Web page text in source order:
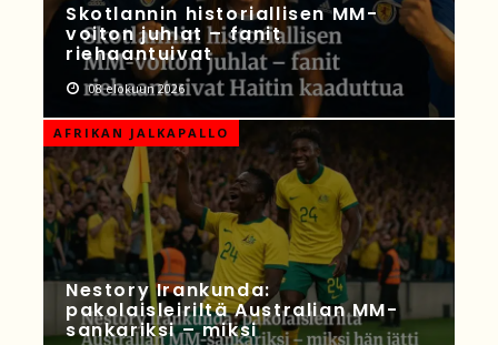
Skotlannin historiallisen MM-
voiton juhlat – fanit
riehaantuivat
08 elokuun 2026
AFRIKAN JALKAPALLO
Nestory Irankunda:
pakolaisleiriltä Australian MM-
sankariksi – miksi